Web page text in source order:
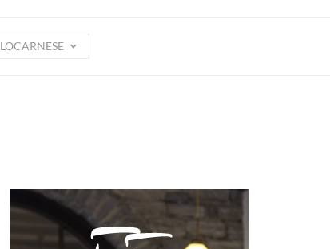
LOCARNESE